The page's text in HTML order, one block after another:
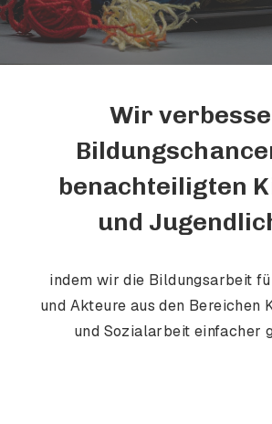
Wir
benachteiligten
und
indem wir die Bildungsarbeit
und Akteure aus den Bereichen
und Sozialarbeit einfacher